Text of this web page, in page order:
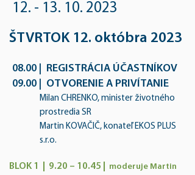
12. - 13. 10. 2023
ŠTVRTOK 12. októbra 2023
08.00 | REGISTRÁCIA ÚČASTNÍKOV​
09.00 | OTVORENIE A PRIVÍTANIE​
Milan CHRENKO, minister životného
prostredia SR​
Martin KOVAČIČ, konateľ EKOS PLUS
s.r.o.
BLOK 1 | 9.20 – 10.45 | moderuje Martin